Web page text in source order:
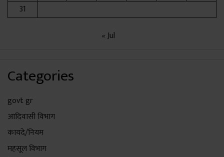
31
« Jul
Categories
govt gr
आदिवासी विभाग
कायदे/नियम
महसूल विभाग